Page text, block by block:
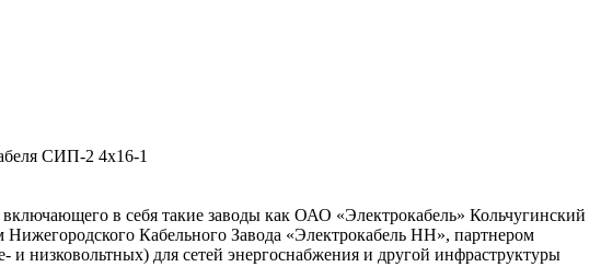
СИП-2 4х16-1
в себя такие заводы как ОАО «Электрокабель» Кольчугинский
Кабельного Завода «Электрокабель НН», партнером
и низковольтных) для сетей энергоснабжения и другой инфраструктуры